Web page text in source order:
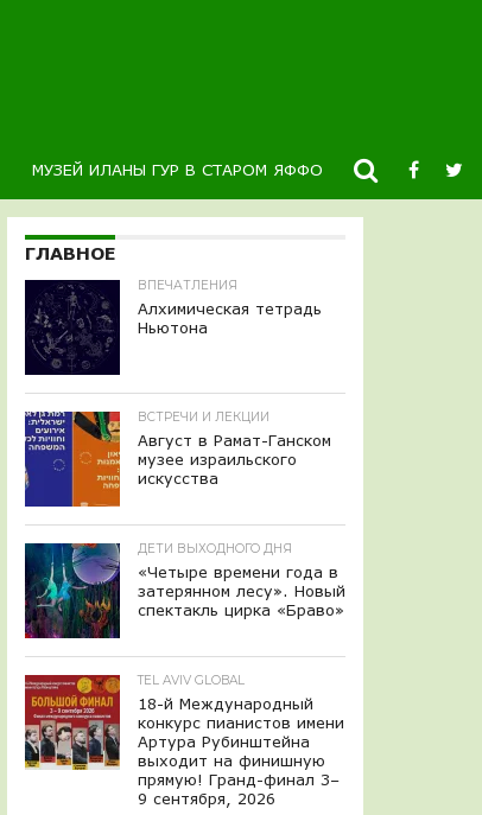
МУЗЕЙ ИЛАНЫ ГУР В СТАРОМ ЯФФО НОВОСТИ
ГЛАВНОЕ
ВПЕЧАТЛЕНИЯ
Алхимическая тетрадь
Ньютона
ВСТРЕЧИ И ЛЕКЦИИ
Август в Рамат-Ганском
музее израильского
искусства
ДЕТИ ВЫХОДНОГО ДНЯ
«Четыре времени года в
затерянном лесу». Новый
спектакль цирка «Браво»
TEL AVIV GLOBAL
18-й Международный
конкурс пианистов имени
Артура Рубинштейна
выходит на финишную
прямую! Гранд-финал 3–
9 сентября, 2026